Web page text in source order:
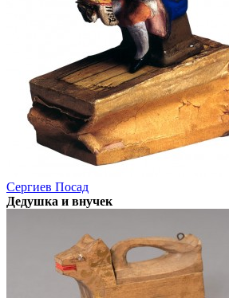
Сергиев Посад
Дедушка и внучек